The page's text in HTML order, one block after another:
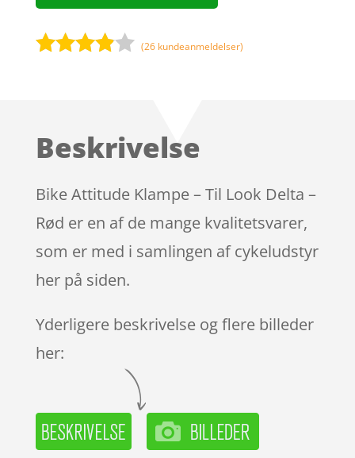
på
ømmels
er
(26 kundeanmeldelser)
Beskrivelse
Bike Attitude Klampe – Til Look Delta –
Rød er en af de mange kvalitetsvarer,
som er med i samlingen af cykeludstyr
her på siden.
Yderligere beskrivelse og flere billeder
her: